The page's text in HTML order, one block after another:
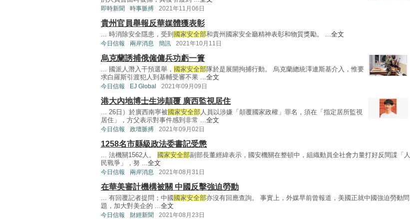
即時新聞 時事脈搏 2021年11月06日
貴州官員舉報反華媒體獲表彰
... 時消除安全隱患，受到 國家安全部和貴州國家安全廳精神表彰和物質獎勵。 ...全文
今日信報 兩岸消息 簡訊 2021年10月11日
烏克蘭誘捕俄僱傭兵功虧一簣
... 國派人潛入干預選舉， 國家安全部隊於是展開拘捕行動。 烏克蘭總統澤連斯基介入，惟要
求白羅斯引渡犯人到基輔受審不果 ...全文
今日信報 EJ Global 2021年09月09日
港大內地博士生涉顛覆 廣西監視居住
... 26日）於廣西南寧被 國家安全部人員以涉嫌「顛覆國家政權」罪名，須在「指定居所監視
居住」，方父表示對事件感到非常 ...全文
今日信報 政壇脈搏 2021年09月02日
1258名市縣級政法委書記受懲
... 法機關1562人。 國家安全部副部長董經緯表示，國安機關在整頓中，組織動員全社會力量打好反間諜「人
民戰爭」，努 ...全文
今日信報 兩岸消息 2021年08月31日
在華美審計機構被關 中國反擊強迫勞動
... 有回覆記者提問；中國 國家安全部亦沒有回應查詢。 事實上，外媒早前曾報道，美國正就中國強迫勞動問
題，加大對美企的 ...全文
今日信報 財經新聞 2021年08月23日